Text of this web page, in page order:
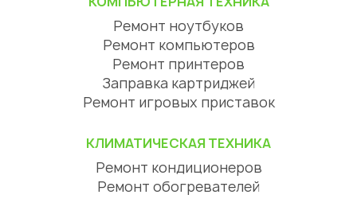
Ремонт ноутбуков
Ремонт компьютеров
Ремонт принтеров
Заправка картриджей
Ремонт игровых приставок
КЛИМАТИЧЕСКАЯ ТЕХНИКА
Ремонт кондиционеров
Ремонт обогревателей